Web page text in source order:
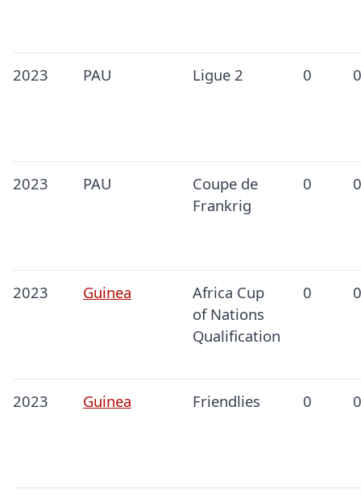
2023 PAU Ligue 2 0 0
2023 PAU
Coupe de
Frankrig
0 0
2023 Guinea
Africa Cup
of Nations
Qualification
0 0
2023 Guinea Friendlies 0 0